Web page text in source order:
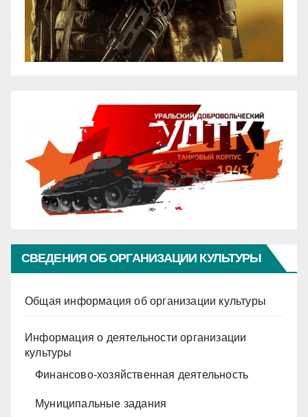
СВЕДЕНИЯ ОБ ОРГАНИЗАЦИИ КУЛЬТУРЫ
Общая информация об организации культуры
Информация о деятельности организации
культуры
Финансово-хозяйственная деятельность
Муниципальные задания